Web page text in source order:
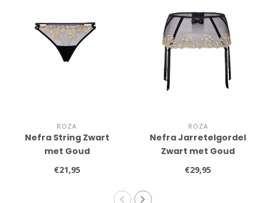
ROZA
Nefra String Zwart
met Goud
€21,95
ROZA
Nefra Jarretelgordel
Zwart met Goud
€29,95